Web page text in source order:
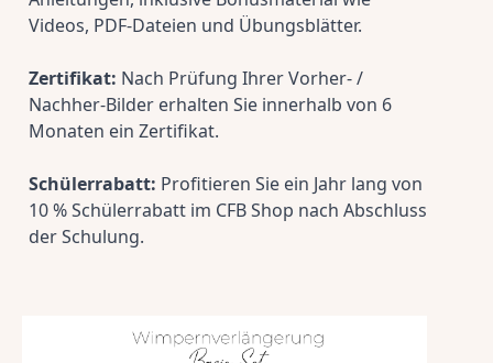
Videos, PDF-Dateien und Übungsblätter.
Zertifikat: Nach Prüfung Ihrer Vorher- /
Nachher-Bilder erhalten Sie innerhalb von 6
Monaten ein Zertifikat.
Schülerrabatt: Profitieren Sie ein Jahr lang von
10 % Schülerrabatt im CFB Shop nach Abschluss
der Schulung.